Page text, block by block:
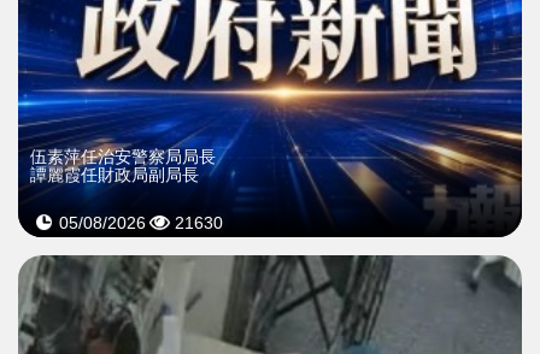
伍素萍任治安警察局局長
譚麗霞任財政局副局長
05/08/2026 21630